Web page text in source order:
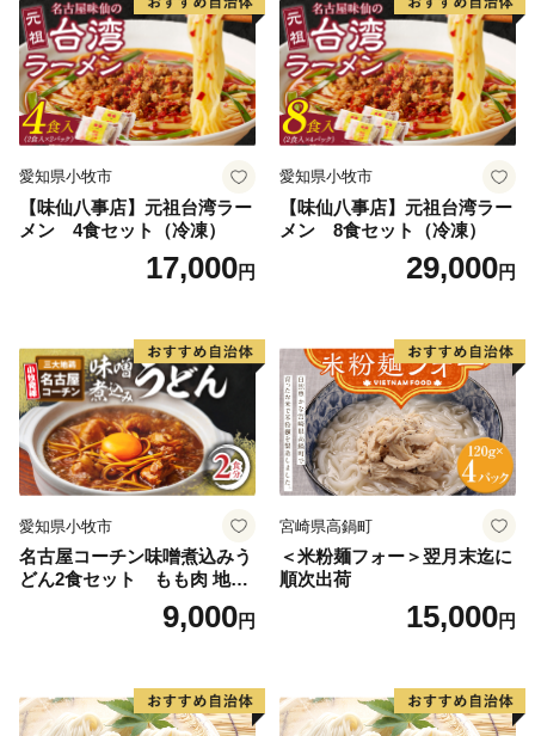
愛知県小牧市
【味仙八事店】元祖台湾ラー
メン 4食セット（冷凍）
17,000円
愛知県小牧市
【味仙八事店】元祖台湾ラー
メン 8食セット（冷凍）
29,000円
愛知県小牧市
名古屋コーチン味噌煮込みう
どん2食セット もも肉 地鶏
9,000円
宮崎県高鍋町
＜米粉麺フォー＞翌月末迄に
順次出荷
15,000円